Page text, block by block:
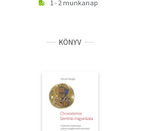
1 - 2 munkanap
KÖNYV